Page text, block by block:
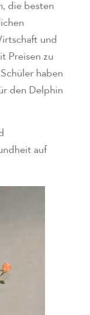
die besten
und
Preisen zu
haben
den Delphin
auf